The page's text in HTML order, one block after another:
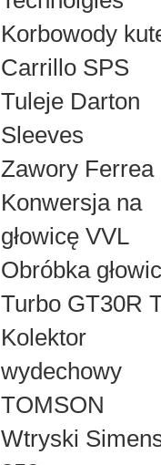
Korbowody
Carrillo SPS
Tuleje Darton
Sleeves
Zawory Ferrea
Konwersja na
głowicę VVL
Obróbka
Turbo GT30R
Kolektor
wydechowy
TOMSON
Wtryski